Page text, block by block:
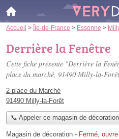
Accueil > Île-de-France > Essonne >
Derrière la Fenêtre
Cette fiche présente "Derrière la
place du marché, 91490 Milly-la-
2 place du Marché
91490 Milly-la-Forêt
📞 Appeler ce magasin de décoration
Magasin de décoration - Fermé,